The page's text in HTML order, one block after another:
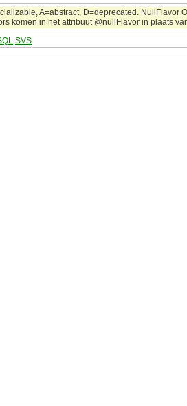
A=abstract, D=deprecated. NullFlavor
komen in het attribuut @nullFlavor in plaats
SVS